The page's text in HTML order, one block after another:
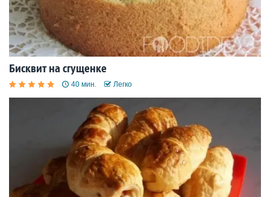
Бисквит на сгущенке
40 мин. Легко